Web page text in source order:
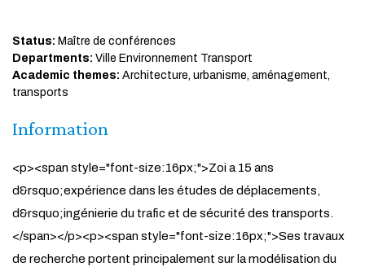
Status: Maître de conférences
Departments: Ville Environnement Transport
Academic themes: Architecture, urbanisme, aménagement,
transports
Information
<p><span style="font-size:16px;">Zoi a 15 ans
d&rsquo;expérience dans les études de déplacements,
d&rsquo;ingénierie du trafic et de sécurité des transports.
</span></p><p><span style="font-size:16px;">Ses travaux
de recherche portent principalement sur la modélisation du